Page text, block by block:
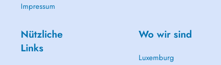
Impressum
Nützliche
Links
Wo wir sind
Luxemburg